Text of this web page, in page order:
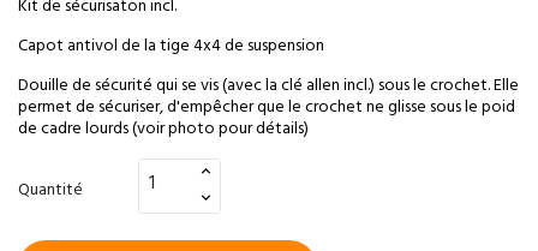
Kit de sécurisaton incl.
Capot antivol de la tige 4x4 de suspension
Douille de sécurité qui se vis (avec la clé allen incl.) sous le crochet. Elle
permet de sécuriser, d'empêcher que le crochet ne glisse sous le poid
de cadre lourds (voir photo pour détails)
Quantité